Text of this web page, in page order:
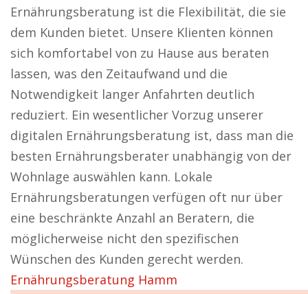
Ernährungsberatung ist die Flexibilität, die sie
dem Kunden bietet. Unsere Klienten können
sich komfortabel von zu Hause aus beraten
lassen, was den Zeitaufwand und die
Notwendigkeit langer Anfahrten deutlich
reduziert. Ein wesentlicher Vorzug unserer
digitalen Ernährungsberatung ist, dass man die
besten Ernährungsberater unabhängig von der
Wohnlage auswählen kann. Lokale
Ernährungsberatungen verfügen oft nur über
eine beschränkte Anzahl an Beratern, die
möglicherweise nicht den spezifischen
Wünschen des Kunden gerecht werden.
Ernährungsberatung Hamm